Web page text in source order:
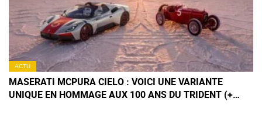
ACTU
MASERATI MCPURA CIELO : VOICI UNE VARIANTE
UNIQUE EN HOMMAGE AUX 100 ANS DU TRIDENT (+